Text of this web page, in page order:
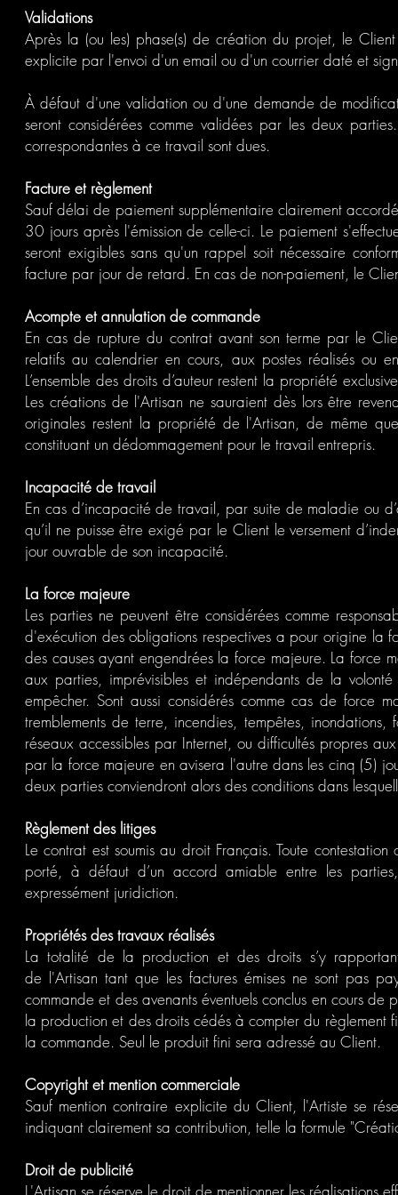
Validations
Après la (ou les) phase(s) de création du projet, le
explicite par l'envoi d'un email ou d'un courrier daté et
À défaut d'une validation ou d'une demande de
seront considérées comme validées par les deux
correspondantes à ce travail sont dues.
Facture et règlement
Sauf délai de paiement supplémentaire clairement
30 jours après l'émission de celle-ci. Le paiement
seront exigibles sans qu'un rappel soit nécessaire
facture par jour de retard. En cas de non-paiement, le
Acompte et annulation de commande
En cas de rupture du contrat avant son terme par le
relatifs au calendrier en cours, aux postes réalisés ou
L’ensemble des droits d’auteur restent la propriété
Les créations de l'Artisan ne sauraient dès lors être
originales restent la propriété de l'Artisan, de même
constituant un dédommagement pour le travail entrepris.
Incapacité de travail
En cas d’incapacité de travail, par suite de maladie ou
qu’il ne puisse être exigé par le Client le versement
jour ouvrable de son incapacité.
La force majeure
Les parties ne peuvent être considérées comme
d'exécution des obligations respectives a pour origine la
des causes ayant engendrées la force majeure. La force
aux parties, imprévisibles et indépendants de la
empêcher. Sont aussi considérés comme cas de force
tremblements de terre, incendies, tempêtes,
réseaux accessibles par Internet, ou difficultés propres
par la force majeure en avisera l'autre dans les cinq (5)
deux parties conviendront alors des conditions dans
Règlement des litiges
Le contrat est soumis au droit Français. Toute
porté, à défaut d’un accord amiable entre les
expressément juridiction.
Propriétés des travaux réalisés
La totalité de la production et des droits s’y
de l'Artisan tant que les factures émises ne sont pas
commande et des avenants éventuels conclus en cours
la production et des droits cédés à compter du règlement
la commande. Seul le produit fini sera adressé au Client.
Copyright et mention commerciale
Sauf mention contraire explicite du Client, l'Artiste se
indiquant clairement sa contribution, telle la formule
Droit de publicité